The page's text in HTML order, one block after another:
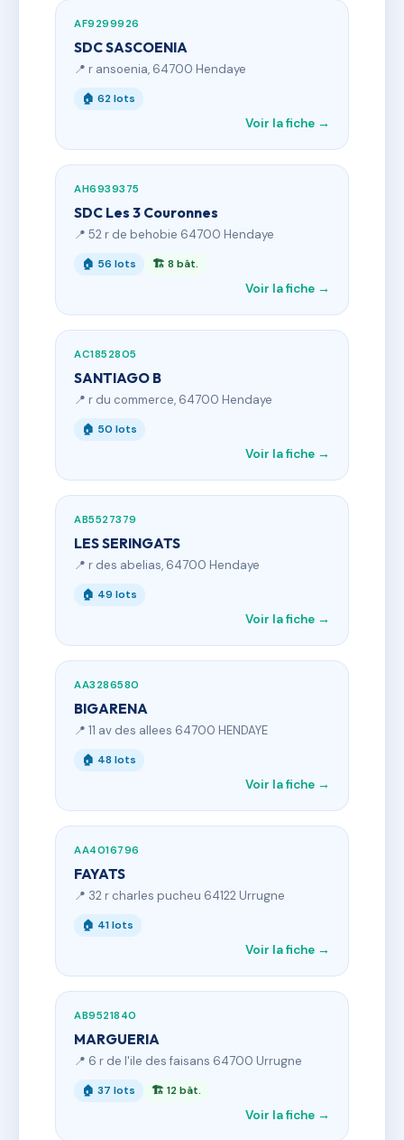
AF9299926
SDC SASCOENIA
📍 r ansoenia, 64700 Hendaye
🏠 62 lots
Voir la fiche →
AH6939375
SDC Les 3 Couronnes
📍 52 r de behobie 64700 Hendaye
🏠 56 lots 🏗 8 bât.
Voir la fiche →
AC1852805
SANTIAGO B
📍 r du commerce, 64700 Hendaye
🏠 50 lots
Voir la fiche →
AB5527379
LES SERINGATS
📍 r des abelias, 64700 Hendaye
🏠 49 lots
Voir la fiche →
AA3286580
BIGARENA
📍 11 av des allees 64700 HENDAYE
🏠 48 lots
Voir la fiche →
AA4016796
FAYATS
📍 32 r charles pucheu 64122 Urrugne
🏠 41 lots
Voir la fiche →
AB9521840
MARGUERIA
📍 6 r de l'ile des faisans 64700 Urrugne
🏠 37 lots 🏗 12 bât.
Voir la fiche →